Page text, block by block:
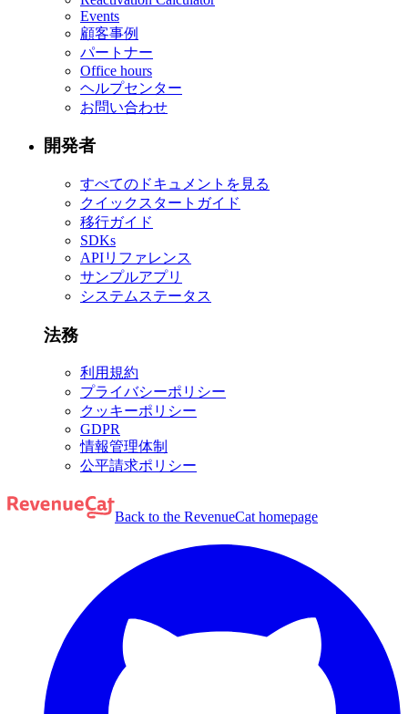
Events
顧客事例
パートナー
Office hours
ヘルプセンター
お問い合わせ
開発者
すべてのドキュメントを見る
クイックスタートガイド
移行ガイド
SDKs
APIリファレンス
サンプルアプリ
システムステータス
法務
利用規約
プライバシーポリシー
クッキーポリシー
GDPR
情報管理体制
公平請求ポリシー
Back to the RevenueCat homepage